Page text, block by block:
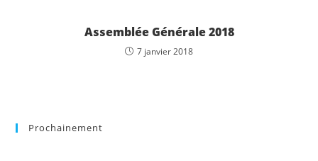
Assemblée Générale 2018
7 janvier 2018
Prochainement